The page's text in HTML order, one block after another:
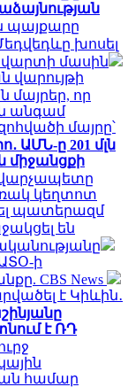
պայքարը
խոսել
մասին
վարույթի
մայրեր, որ
անգամ
մայրը՝
ԱՄՆ-ը 201 մլն
միջանցքի
կեղտոտ
պատերազմ
են
ի
CBS News
է Կիևին․
է ՌԴ
համար